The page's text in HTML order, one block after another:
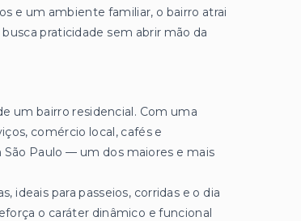
e um ambiente familiar, o bairro atrai
praticidade sem abrir mão da
um bairro residencial. Com uma
comércio local, cafés e
Paulo — um dos maiores e mais
ideais para passeios, corridas e o dia
o caráter dinâmico e funcional